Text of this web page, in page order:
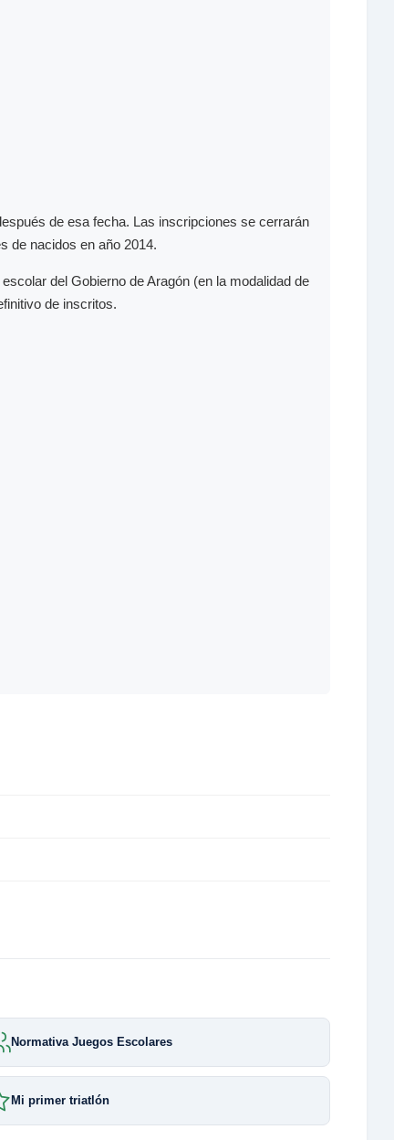
de esa fecha. Las inscripciones se cerrarán
de nacidos en año 2014.
del Gobierno de Aragón (en la modalidad de
de inscritos.
Normativa Juegos Escolares
Mi primer triatlón